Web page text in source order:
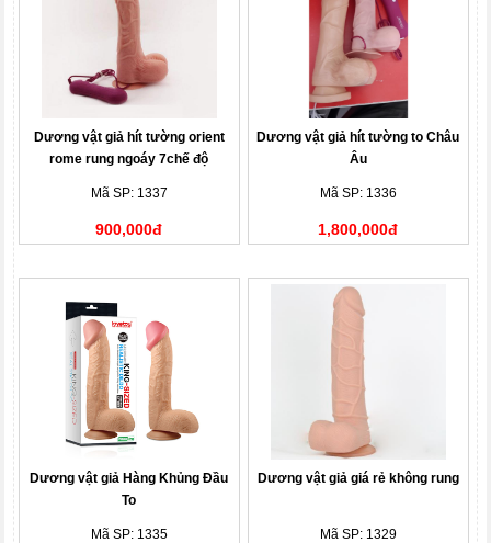
Dương vật giả hít tường orient
rome rung ngoáy 7chế độ
Mã SP: 1337
900,000đ
Dương vật giả hít tường to Châu
Âu
Mã SP: 1336
1,800,000đ
Dương vật giả Hàng Khủng Đầu
To
Mã SP: 1335
Dương vật giả giá rẻ không rung
Mã SP: 1329